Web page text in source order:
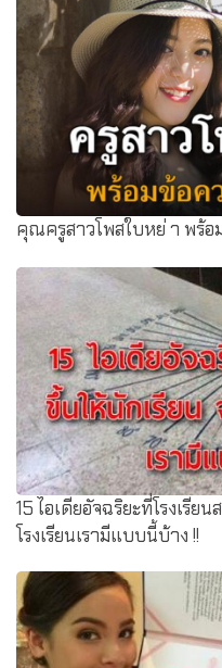
เลขาธิการ ก.ค.ศ. คาด ได้
มีนโยบายปรับรูปแบบการส
คุณครูสาวโพสใบหย่ า พร้
15 ไอเดียอัจฉริยะที่โรงเรีย
โรงเรียนเรามีแบบนี้บ้าง !!